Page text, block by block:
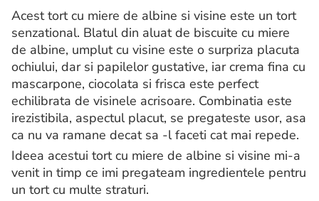
Acest tort cu miere de albine si visine este un tort
senzational. Blatul din aluat de biscuite cu miere
de albine, umplut cu visine este o surpriza placuta
ochiului, dar si papilelor gustative, iar crema fina cu
mascarpone, ciocolata si frisca este perfect
echilibrata de visinele acrisoare. Combinatia este
irezistibila, aspectul placut, se pregateste usor, asa
ca nu va ramane decat sa -l faceti cat mai repede.
Ideea acestui tort cu miere de albine si visine mi-a
venit in timp ce imi pregateam ingredientele pentru
un tort cu multe straturi.